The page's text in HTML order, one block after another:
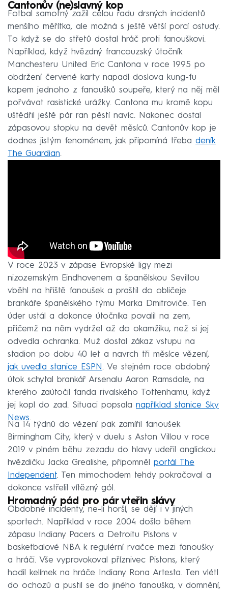
Cantonův (ne)slavný kop
Fotbal samotný zažil celou řadu drsných incidentů
menšího měřítka, ale možná s ještě větší porcí ostudy.
To když se do střetů dostal hráč proti fanouškovi.
Například, když hvězdný francouzský útočník
Manchesteru United Eric Cantona v roce 1995 po
obdržení červené karty napadl doslova kung-fu
kopem jednoho z fanoušků soupeře, který na něj měl
pořvávat rasistické urážky. Cantona mu kromě kopu
uštědřil ještě pár ran pěstí navíc. Nakonec dostal
zápasovou stopku na devět měsíců. Cantonův kop je
dodnes jistým fenoménem, jak připomíná třeba deník
The Guardian.
V roce 2023 v zápase Evropské ligy mezi
nizozemským Eindhovenem a španělskou Sevillou
vběhl na hřiště fanoušek a praštil do obličeje
brankáře španělského týmu Marka Dmitroviče. Ten
úder ustál a dokonce útočníka povalil na zem,
přičemž na něm vydržel až do okamžiku, než si jej
odvedla ochranka. Muž dostal zákaz vstupu na
stadion po dobu 40 let a navrch tři měsíce vězení,
jak uvedla stanice ESPN. Ve stejném roce obdobný
útok schytal brankář Arsenalu Aaron Ramsdale, na
kterého zaútočil fanda rivalského Tottenhamu, když
jej kopl do zad. Situaci popsala například stanice Sky
News.
Na 14 týdnů do vězení pak zamířil fanoušek
Birmingham City, který v duelu s Aston Villou v roce
2019 v plném běhu zezadu do hlavy udeřil anglickou
hvězdičku Jacka Grealishe, připomněl portál The
Independent. Ten mimochodem tehdy pokračoval a
dokonce vstřelil vítězný gól.
Hromadný pád pro pár vteřin slávy
Obdobné incidenty, ne-li horší, se dějí i v jiných
sportech. Například v roce 2004 došlo během
zápasu Indiany Pacers a Detroitu Pistons v
basketbalové NBA k regulérní rvačce mezi fanoušky
a hráči. Vše vyprovokoval příznivec Pistons, který
hodil kelímek na hráče Indiany Rona Artesta. Ten vlétl
do ochozů a pustil se do jiného fanouška, v domnění,